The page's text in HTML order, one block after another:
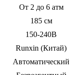
От 2 до 6 атм
185 см
150-240В
Runxin (Китай)
Автоматический